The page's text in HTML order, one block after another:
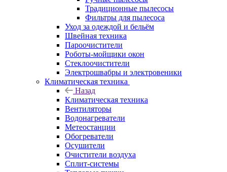
Традиционные пылесосы
Фильтры для пылесоса
Уход за одеждой и бельём
Швейная техника
Пароочистители
Роботы-мойщики окон
Стеклоочистители
Электрошвабры и электровеники
Климатическая техника
Назад
Климатическая техника
Вентиляторы
Водонагреватели
Метеостанции
Обогреватели
Осушители
Очистители воздуха
Сплит-системы